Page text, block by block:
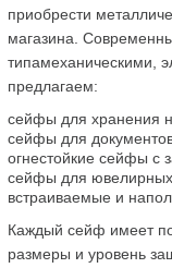
приобрести
магазина.
типамеханическими,
предлагаем:
сейфы для хранения
сейфы для
огнестойкие сейфы с
сейфы для
встраиваемые и
Каждый сейф имеет
размеры и уровень